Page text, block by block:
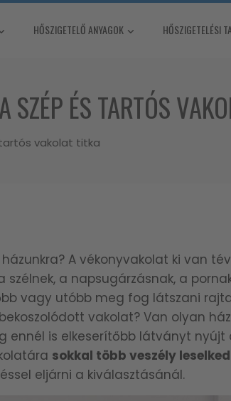
HŐSZIGETELŐ ANYAGOK HŐSZIGETELÉSI
ÉS TARTÓS
vakolat titka
A vékonyvakolat ki van
a napsugárzásnak, a
vagy utóbb meg fog látszani
vakolat? Van olyan
ennél is elkeserítőbb látványt nyújt
sokkal több veszély
eljárni a kiválasztásánál.